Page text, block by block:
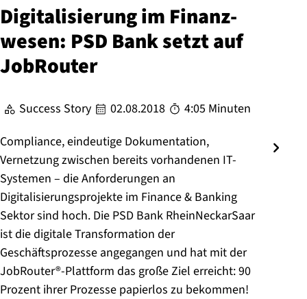
Di­gi­ta­li­sie­rung im Fi­nanz­
we­sen: PSD Bank setzt auf
JobRouter
Success Story 02.08.2018
4:05 Minuten
Compliance, eindeutige Dokumentation,
Vernetzung zwischen bereits vorhandenen IT-
Systemen – die Anforderungen an
Digitalisierungsprojekte im Finance & Banking
Sektor sind hoch. Die PSD Bank RheinNeckarSaar
ist die digitale Transformation der
Geschäftsprozesse angegangen und hat mit der
JobRouter®-Plattform das große Ziel erreicht: 90
Prozent ihrer Prozesse papierlos zu bekommen!